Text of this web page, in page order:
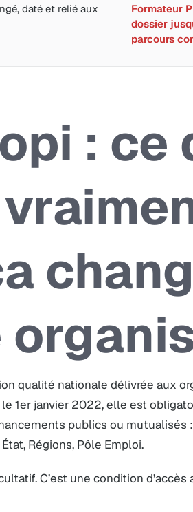
daté et relié aux
Formateur
dossier
parcours
: ce
qualité nationale délivrée aux
1er janvier 2022, elle est
publics ou mutualisés
Régions, Pôle Emploi.
C’est une condition d’accès